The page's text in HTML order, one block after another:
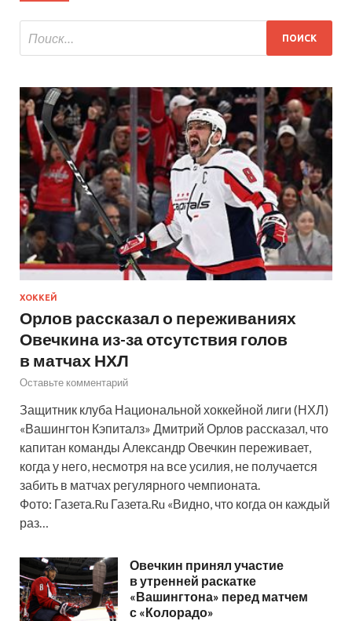
ХОККЕЙ
Орлов рассказал о переживаниях
Овечкина из-за отсутствия голов
в матчах НХЛ
Оставьте комментарий
Защитник клуба Национальной хоккейной лиги (НХЛ)
«Вашингтон Кэпиталз» Дмитрий Орлов рассказал, что
капитан команды Александр Овечкин переживает,
когда у него, несмотря на все усилия, не получается
забить в матчах регулярного чемпионата.
Фото: Газета.Ru Газета.Ru «Видно, что когда он каждый
раз…
Овечкин принял участие
в утренней раскатке
«Вашингтона» перед матчем
с «Колорадо»